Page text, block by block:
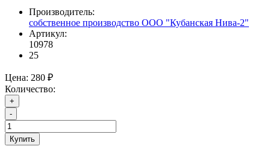
Производитель:
собственное производство ООО "Кубанская Нива-2"
Артикул:
10978
25
Цена: 280 ₽
Количество:
+
-
Купить